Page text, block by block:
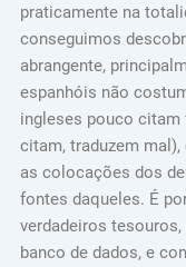
praticamente na
conseguimos
abrangente,
espanhóis não
ingleses pouco
citam, traduzem
as colocações dos
fontes daqueles. É
verdadeiros
banco de dados, e